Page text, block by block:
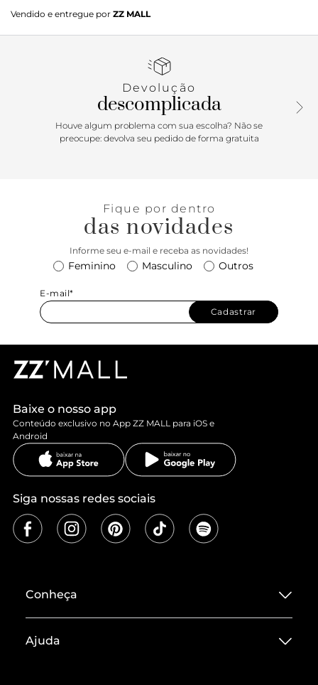
laterais arredondadas e alça tiracolo fina regulável, presa
por ilhós. Traz bolso para acomodar o celular e mini bolso
Vendido e entregue por ZZ MALL
Devolução
descomplicada
Houve algum problema com sua escolha? Não se
preocupe: devolva seu pedido de forma gratuita
Fique por dentro
das novidades
Informe seu e-mail e receba as novidades!
Feminino Masculino Outros
E-mail*
Cadastrar
Baixe o nosso app
Conteúdo exclusivo no App ZZ MALL para iOS e
Android
Siga nossas redes sociais
Conheça
Termos de Uso
Ajuda